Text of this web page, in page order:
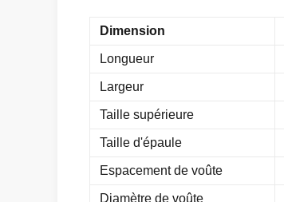
Dimension
Longueur
Largeur
Taille supérieure
Taille d'épaule
Espacement de voûte
Diamètre de voûte